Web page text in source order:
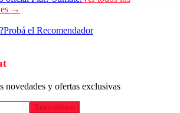
→
Probá el Recomendador
novedades y ofertas exclusivas
Suscribirme